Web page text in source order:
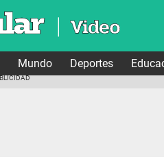
Mundo Deportes